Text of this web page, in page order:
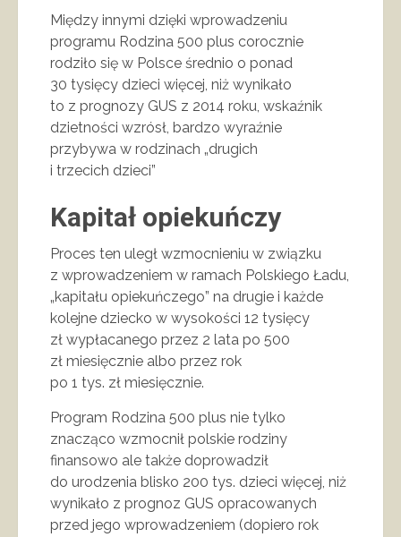
Między innymi dzięki wprowadzeniu
programu Rodzina 500 plus corocznie
rodziło się w Polsce średnio o ponad
30 tysięcy dzieci więcej, niż wynikało
to z prognozy GUS z 2014 roku, wskaźnik
dzietności wzrósł, bardzo wyraźnie
przybywa w rodzinach „drugich
i trzecich dzieci”
Kapitał opiekuńczy
Proces ten uległ wzmocnieniu w związku
z wprowadzeniem w ramach Polskiego Ładu,
„kapitału opiekuńczego” na drugie i każde
kolejne dziecko w wysokości 12 tysięcy
zł wypłacanego przez 2 lata po 500
zł miesięcznie albo przez rok
po 1 tys. zł miesięcznie.
Program Rodzina 500 plus nie tylko
znacząco wzmocnił polskie rodziny
finansowo ale także doprowadził
do urodzenia blisko 200 tys. dzieci więcej, niż
wynikało z prognoz GUS opracowanych
przed jego wprowadzeniem (dopiero rok